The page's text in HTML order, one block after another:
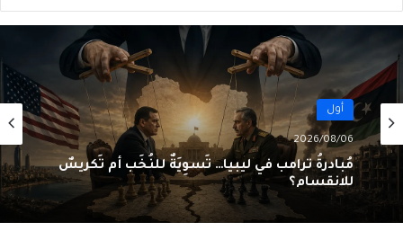
أول
2026/08/06
مُبادرةُ ترامب في ليبيا… تَسوِيَةٌ للنُخَب أم تَكريسٌ
للانقسام؟